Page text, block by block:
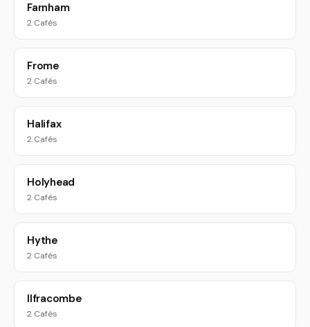
Farnham
2 Cafés
Frome
2 Cafés
Halifax
2 Cafés
Holyhead
2 Cafés
Hythe
2 Cafés
Ilfracombe
2 Cafés